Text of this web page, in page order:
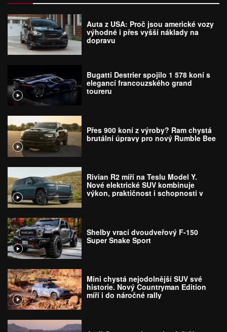
Auta z USA: Proč jsou americké vozy
výhodné i přes vyšší náklady na
dopravu
Bugatti Destrier spojilo 1 578 koní s
elegancí francouzského grand
toureru
Přes 900 koní z výroby? Ram chystá
brutální úpravy pro nový Rumble Bee
Rivian R2 míří na Teslu Model Y.
Nové elektrické SUV kombinuje
výkon, praktičnost i schopnosti v
Shelby vrací dvoudveřový F-150
Super Snake Sport
Mini chystá nejodolnější SUV své
historie. Nový Countryman Edition
míří i do náročné rally